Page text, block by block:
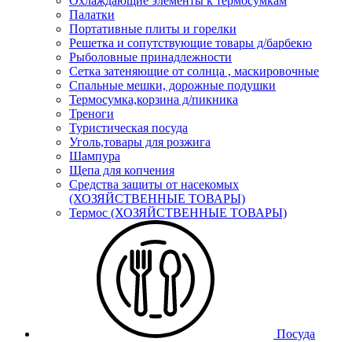
Палатки
Портативные плиты и горелки
Решетка и сопутствующие товары д/барбекю
Рыболовные принадлежности
Сетка затеняющие от солнца , маскировочные
Спальные мешки, дорожные подушки
Термосумка,корзина д/пикника
Треноги
Туристическая посуда
Уголь,товары для розжига
Шампура
Щепа для копчения
Средства защиты от насекомых
(ХОЗЯЙСТВЕННЫЕ ТОВАРЫ)
Термос (ХОЗЯЙСТВЕННЫЕ ТОВАРЫ)
Посуда